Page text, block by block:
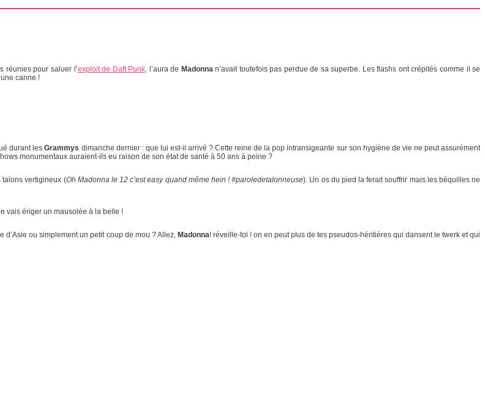
réunies pour saluer l’exploit de Daft Punk, l’aura de Madonna n’avait toutefois pas perdue de sa superbe. Les flashs ont crépités comme il se
canne !
durant lesGrammys dimanche dernier : que lui est-il arrivé ? Cette reine de la pop intransigeante sur son hygiène de vie ne peut assurément
monumentaux auraient-ils eu raison de son état de santé à 50 ans à peine ?
talons vertigineux (Oh Madonna le 12 c’est easy quand même hein ! #paroledetalonneuse). Un os du pied la ferait souffrir mais les béquilles ne
vais ériger un mausolée à la belle !
ou simplement un petit coup de mou ? Allez, Madonna! réveille-toi ! on en peut plus de tes pseudos-héritières qui dansent le twerk et qui